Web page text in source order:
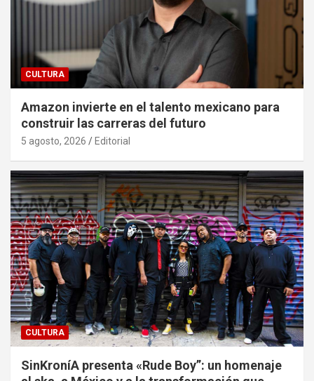
CULTURA
Amazon invierte en el talento mexicano para
construir las carreras del futuro
5 agosto, 2026 Editorial
CULTURA
SinKroníA presenta «Rude Boy”: un homenaje